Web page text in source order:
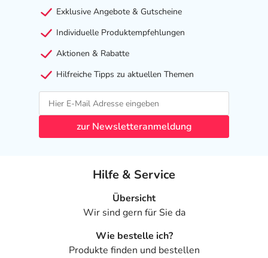
- Bauchkrämpfe
- Geschwüre im Verdauungstrakt
- Mundtrockenheit
- Appetitlosigkeit
- Kopfschmerzen
- Schwindel
- Müdigkeit
- Teilnahmslosigkeit (Apathie)
- Überempfindlichkeitsreaktionen der Haut, wie:
Exklusive Angebote & Gutscheine
Individuelle Produktempfehlungen
Aktionen & Rabatte
Hilfreiche Tipps zu aktuellen Themen
zur Newsletteranmeldung
Hilfe & Service
Übersicht
Wir sind gern für Sie da
Wie bestelle ich?
Produkte finden und bestellen